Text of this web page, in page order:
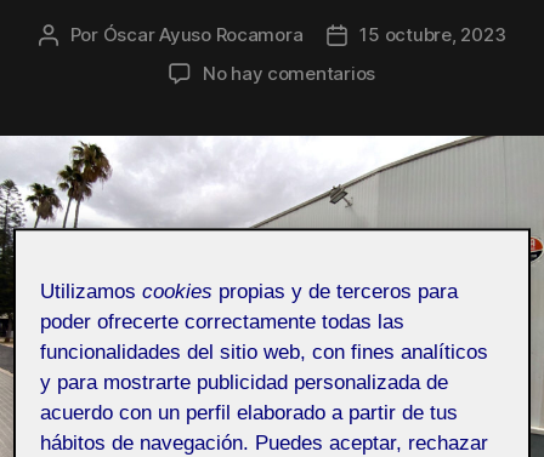
Autor
Por Óscar Ayuso Rocamora
Fecha
de
15 octubre, 2023
No hay comentariosen
Proyecto
III
Utilizamoscookies propias y de terceros para
poder ofrecerte correctamente todas las
funcionalidades del sitio web, con fines analíticos
y para mostrarte publicidad personalizada de
acuerdo con un perfil elaborado a partir de tus
hábitos de navegación. Puedes aceptar, rechazar